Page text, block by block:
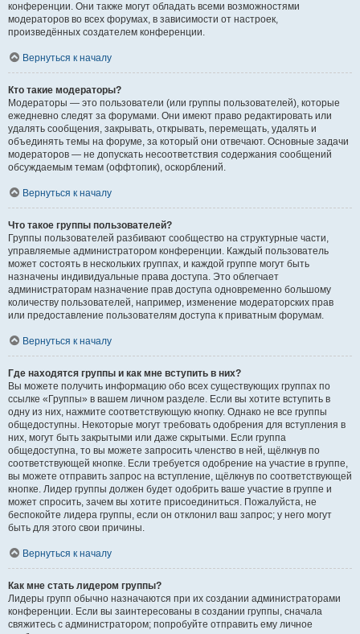
конференции. Они также могут обладать всеми возможностями
модераторов во всех форумах, в зависимости от настроек,
произведённых создателем конференции.
Вернуться к началу
Кто такие модераторы?
Модераторы — это пользователи (или группы пользователей), которые
ежедневно следят за форумами. Они имеют право редактировать или
удалять сообщения, закрывать, открывать, перемещать, удалять и
объединять темы на форуме, за который они отвечают. Основные задачи
модераторов — не допускать несоответствия содержания сообщений
обсуждаемым темам (оффтопик), оскорблений.
Вернуться к началу
Что такое группы пользователей?
Группы пользователей разбивают сообщество на структурные части,
управляемые администратором конференции. Каждый пользователь
может состоять в нескольких группах, и каждой группе могут быть
назначены индивидуальные права доступа. Это облегчает
администраторам назначение прав доступа одновременно большому
количеству пользователей, например, изменение модераторских прав
или предоставление пользователям доступа к приватным форумам.
Вернуться к началу
Где находятся группы и как мне вступить в них?
Вы можете получить информацию обо всех существующих группах по
ссылке «Группы» в вашем личном разделе. Если вы хотите вступить в
одну из них, нажмите соответствующую кнопку. Однако не все группы
общедоступны. Некоторые могут требовать одобрения для вступления в
них, могут быть закрытыми или даже скрытыми. Если группа
общедоступна, то вы можете запросить членство в ней, щёлкнув по
соответствующей кнопке. Если требуется одобрение на участие в группе,
вы можете отправить запрос на вступление, щёлкнув по соответствующей
кнопке. Лидер группы должен будет одобрить ваше участие в группе и
может спросить, зачем вы хотите присоединиться. Пожалуйста, не
беспокойте лидера группы, если он отклонил ваш запрос; у него могут
быть для этого свои причины.
Вернуться к началу
Как мне стать лидером группы?
Лидеры групп обычно назначаются при их создании администраторами
конференции. Если вы заинтересованы в создании группы, сначала
свяжитесь с администратором; попробуйте отправить ему личное